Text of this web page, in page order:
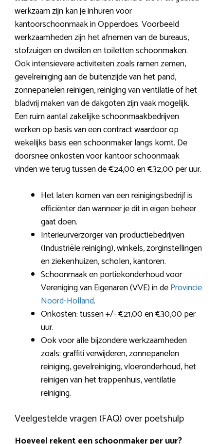
werkzaam zijn kan je inhuren voor
kantoorschoonmaak in Opperdoes. Voorbeeld
werkzaamheden zijn het afnemen van de bureaus,
stofzuigen en dweilen en toiletten schoonmaken.
Ook intensievere activiteiten zoals ramen zemen,
gevelreiniging aan de buitenzijde van het pand,
zonnepanelen reinigen, reiniging van ventilatie of het
bladvrij maken van de dakgoten zijn vaak mogelijk.
Een ruim aantal zakelijke schoonmaakbedrijven
werken op basis van een contract waardoor op
wekelijks basis een schoonmaker langs komt. De
doorsnee onkosten voor kantoor schoonmaak
vinden we terug tussen de €24,00 en €32,00 per uur.
Het laten komen van een reinigingsbedrijf is
efficiënter dan wanneer je dit in eigen beheer
gaat doen.
Interieurverzorger van productiebedrijven
(Industriële reiniging), winkels, zorginstellingen
en ziekenhuizen, scholen, kantoren.
Schoonmaak en portiekonderhoud voor
Vereniging van Eigenaren (VVE) in deProvincie
Noord-Holland.
Onkosten: tussen +/- €21,00 en €30,00 per
uur.
Ook voor alle bijzondere werkzaamheden
zoals: graffiti verwijderen, zonnepanelen
reiniging, gevelreiniging, vloeronderhoud, het
reinigen van het trappenhuis, ventilatie
reiniging.
Veelgestelde vragen (FAQ) over poetshulp
Hoeveel rekent een schoonmaker per uur?